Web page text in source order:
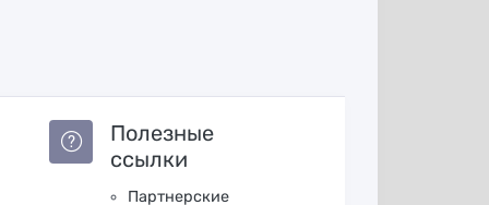
Полезные
ссылки
Партнерские